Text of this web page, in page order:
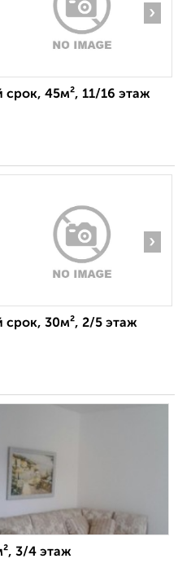
›
срок, 45м², 11/16 этаж
›
срок, 30м², 2/5 этаж
3/4 этаж